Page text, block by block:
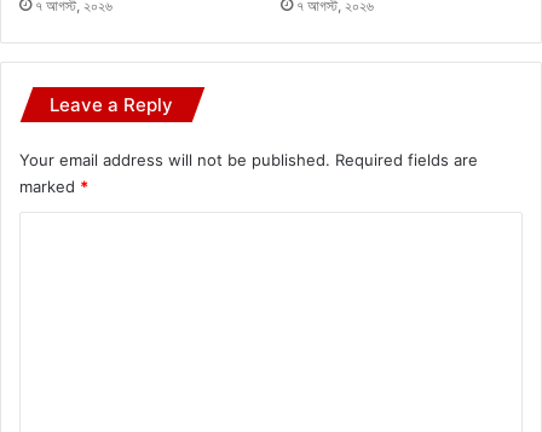
৭ আগস্ট, ২০২৬ ৭ আগস্ট, ২০২৬
Leave a Reply
Your email address will not be published. Required fields are
marked *